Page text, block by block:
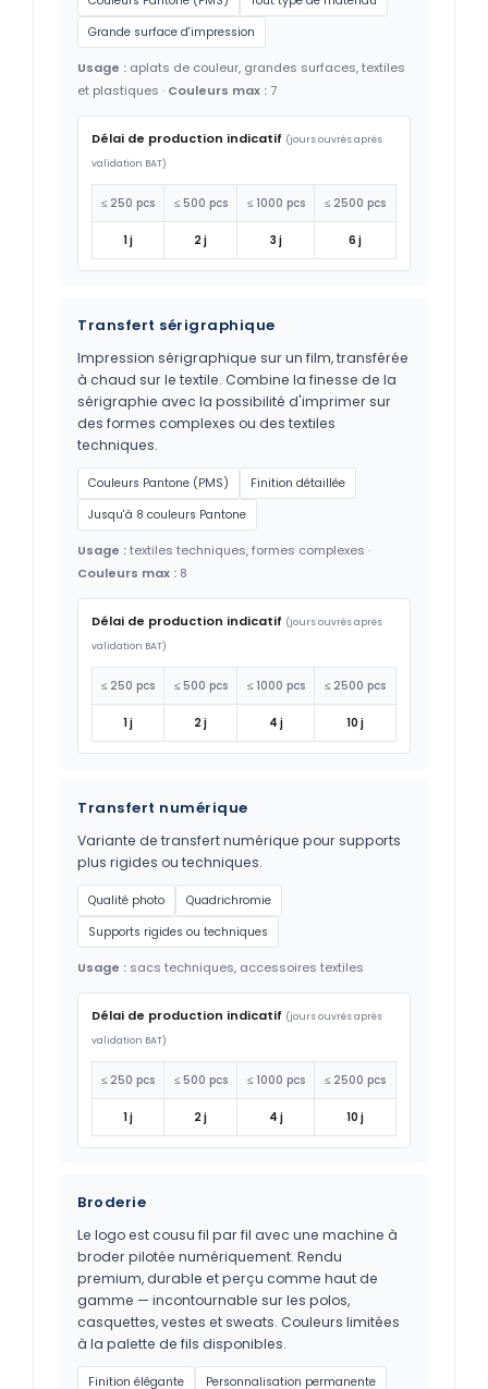
Grande surface d'impression
Usage : aplats de couleur, grandes surfaces, textiles
et plastiques · Couleurs max :7
Délai de production indicatif (jours ouvrés après
validation BAT)
≤ 250 pcs ≤ 500 pcs ≤ 1000 pcs ≤ 2500 pcs
1 j 2 j 3 j 6 j
Transfert sérigraphique
Impression sérigraphique sur un film, transférée
à chaud sur le textile. Combine la finesse de la
sérigraphie avec la possibilité d'imprimer sur
des formes complexes ou des textiles
techniques.
Couleurs Pantone (PMS)
Finition détaillée
Jusqu'à 8 couleurs Pantone
Usage :textiles techniques, formes complexes ·
Couleurs max : 8
Délai de production indicatif (jours ouvrés après
validation BAT)
≤ 250 pcs ≤ 500 pcs ≤ 1000 pcs ≤ 2500 pcs
1 j 2 j 4 j 10 j
Transfert numérique
Variante de transfert numérique pour supports
plus rigides ou techniques.
Qualité photo
Quadrichromie
Supports rigides ou techniques
Usage : sacs techniques, accessoires textiles
Délai de production indicatif (jours ouvrés après
validation BAT)
≤ 250 pcs ≤ 500 pcs ≤ 1000 pcs ≤ 2500 pcs
1 j 2 j 4 j 10 j
Broderie
Le logo est cousu fil par fil avec une machine à
broder pilotée numériquement. Rendu
premium, durable et perçu comme haut de
gamme — incontournable sur les polos,
casquettes, vestes et sweats. Couleurs limitées
à la palette de fils disponibles.
Finition élégante
Personnalisation permanente